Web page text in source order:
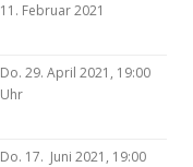
11. Februar 2021
Do. 29. April 2021, 19:00
Uhr
Do. 17. Juni 2021, 19:00